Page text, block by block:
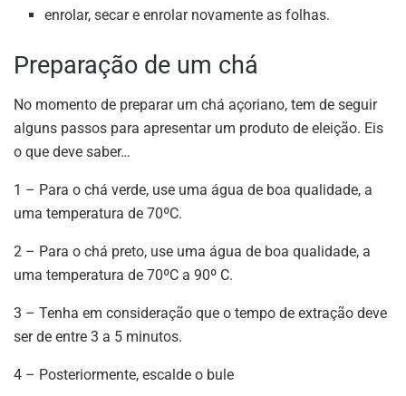
enrolar, secar e enrolar novamente as folhas.
Preparação de um chá
No momento de preparar um chá açoriano, tem de seguir
alguns passos para apresentar um produto de eleição. Eis
o que deve saber…
1 – Para o chá verde, use uma água de boa qualidade, a
uma temperatura de 70ºC.
2 – Para o chá preto, use uma água de boa qualidade, a
uma temperatura de 70ºC a 90º C.
3 – Tenha em consideração que o tempo de extração deve
ser de entre 3 a 5 minutos.
4 – Posteriormente, escalde o bule